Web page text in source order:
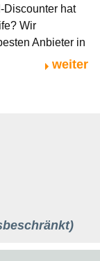
Discounter hat
Wir
Anbieter in
weiter